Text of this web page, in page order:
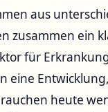
aus
zusammen ein
für
eine
heute